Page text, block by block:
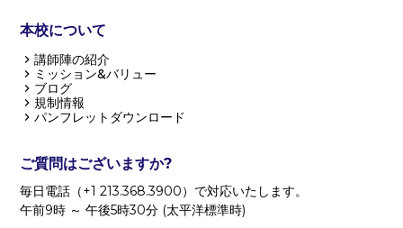
本校について
講師陣の紹介
ミッション&バリュー
ブログ
規制情報
パンフレットダウンロード
ご質問はございますか?
毎日電話（+1 213.368.3900）で対応いたします。
午前9時 ～ 午後5時30分 (太平洋標準時)